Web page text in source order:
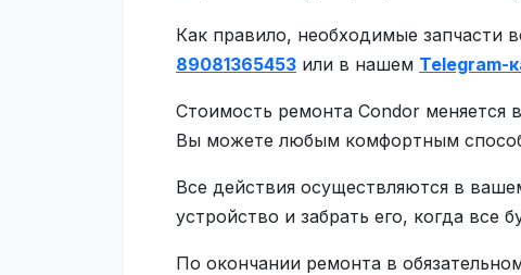
Как правило, необходимые запчасти
89081365453 или в нашем Telegram-
Стоимость ремонта Condor меняется
Вы можете любым комфортным
Все действия осуществляются в
устройство и забрать его, когда все
По окончании ремонта в